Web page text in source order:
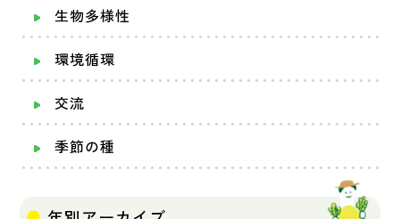
生物多様性
環境循環
交流
季節の種